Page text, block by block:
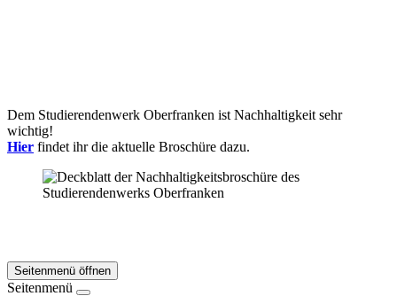
Dem Studierendenwerk Oberfranken ist Nachhaltigkeit sehr
wichtig!
Hier findet ihr die aktuelle Broschüre dazu.
Seitenmenü öffnen
Seitenmenü